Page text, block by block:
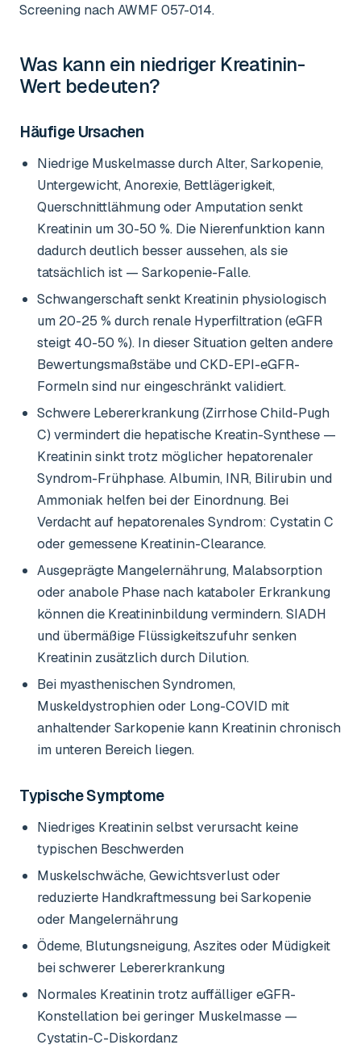
Screening nach AWMF 057-014.
Was kann ein niedriger Kreatinin-
Wert bedeuten?
Häufige Ursachen
Niedrige Muskelmasse durch Alter, Sarkopenie,
Untergewicht, Anorexie, Bettlägerigkeit,
Querschnittlähmung oder Amputation senkt
Kreatinin um 30-50 %. Die Nierenfunktion kann
dadurch deutlich besser aussehen, als sie
tatsächlich ist — Sarkopenie-Falle.
Schwangerschaft senkt Kreatinin physiologisch
um 20-25 % durch renale Hyperfiltration (eGFR
steigt 40-50 %). In dieser Situation gelten andere
Bewertungsmaßstäbe und CKD-EPI-eGFR-
Formeln sind nur eingeschränkt validiert.
Schwere Lebererkrankung (Zirrhose Child-Pugh
C) vermindert die hepatische Kreatin-Synthese —
Kreatinin sinkt trotz möglicher hepatorenaler
Syndrom-Frühphase. Albumin, INR, Bilirubin und
Ammoniak helfen bei der Einordnung. Bei
Verdacht auf hepatorenales Syndrom: Cystatin C
oder gemessene Kreatinin-Clearance.
Ausgeprägte Mangelernährung, Malabsorption
oder anabole Phase nach kataboler Erkrankung
können die Kreatininbildung vermindern. SIADH
und übermäßige Flüssigkeitszufuhr senken
Kreatinin zusätzlich durch Dilution.
Bei myasthenischen Syndromen,
Muskeldystrophien oder Long-COVID mit
anhaltender Sarkopenie kann Kreatinin chronisch
im unteren Bereich liegen.
Typische Symptome
Niedriges Kreatinin selbst verursacht keine
typischen Beschwerden
Muskelschwäche, Gewichtsverlust oder
reduzierte Handkraftmessung bei Sarkopenie
oder Mangelernährung
Ödeme, Blutungsneigung, Aszites oder Müdigkeit
bei schwerer Lebererkrankung
Normales Kreatinin trotz auffälliger eGFR-
Konstellation bei geringer Muskelmasse —
Cystatin-C-Diskordanz